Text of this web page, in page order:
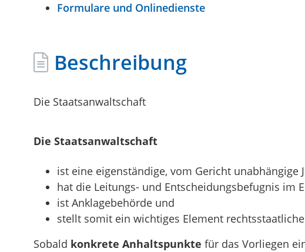
Formulare und Onlinedienste
Beschreibung
Die Staatsanwaltschaft
Die Staatsanwaltschaft
ist eine eigenständige, vom Gericht unabhängige
hat die Leitungs- und Entscheidungsbefugnis im
ist Anklagebehörde und
stellt somit ein wichtiges Element
Sobald konkrete Anhaltspunkte für das Vorliegen